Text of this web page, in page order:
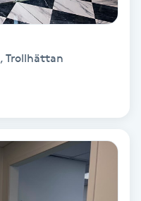
, Trollhättan